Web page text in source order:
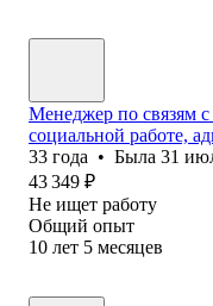
Менеджер по связям
социальной работе,
33 года • Была 31
43 349 ₽
Не ищет работу
Общий опыт
10 лет 5 месяцев